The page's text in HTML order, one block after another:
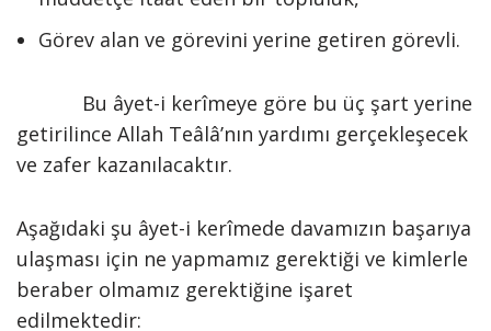
Görev alan ve görevini yerine getiren görevli.
Bu âyet-i kerîmeye göre bu üç şart yerine
getirilince Allah Teâlâ’nın yardımı gerçekleşecek
ve zafer kazanılacaktır.
Aşağıdaki şu âyet-i kerîmede davamızın başarıya
ulaşması için ne yapmamız gerektiği ve kimlerle
beraber olmamız gerektiğine işaret
edilmektedir: